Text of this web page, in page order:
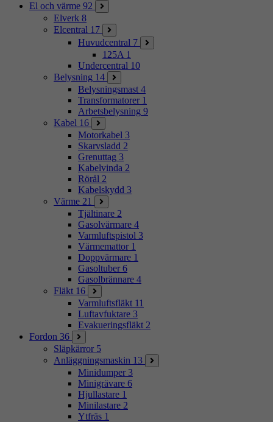
El och värme 92
Elverk 8
Elcentral 17
Huvudcentral 7
125A 1
Undercentral 10
Belysning 14
Belysningsmast 4
Transformatorer 1
Arbetsbelysning 9
Kabel 16
Motorkabel 3
Skarvsladd 2
Grenuttag 3
Kabelvinda 2
Rörål 2
Kabelskydd 3
Värme 21
Tjältinare 2
Gasolvärmare 4
Varmluftspistol 3
Värmemattor 1
Doppvärmare 1
Gasoltuber 6
Gasolbrännare 4
Fläkt 16
Varmluftsfläkt 11
Luftavfuktare 3
Evakueringsfläkt 2
Fordon 36
Släpkärror 5
Anläggningsmaskin 13
Minidumper 3
Minigrävare 6
Hjullastare 1
Minilastare 2
Ytfräs 1